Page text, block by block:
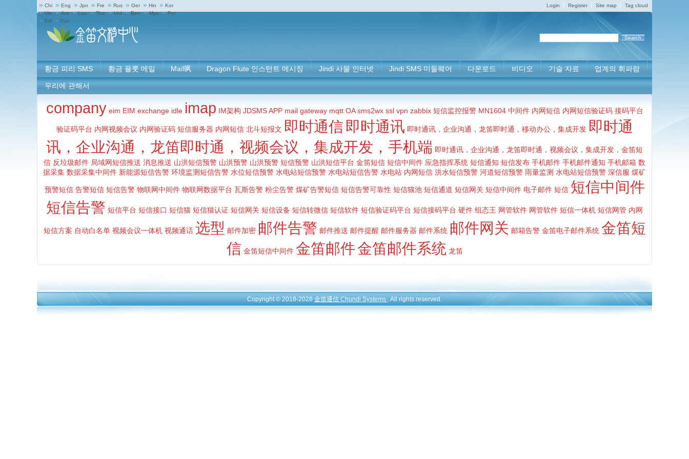
Chi Eng Jpn Fre Rus Ger Hin
Kor
Vie
Ara Lao Tha Urd Ben Mya
Por
Esl
Fas
Tag cloud
Site map
Register
Login
황금 피리 SMS 황금 플룻 메일 Mail飒 Dragon Flute 인스턴트 메시징 Jindi 사물 인터넷 Jindi SMS 미들웨어 다운로드 비디오 기술 자료 업계의 휘파람
우리에 관해서
company eim EIM exchange idle imap IM架构 JDSMS APP mail gateway mqtt OA sms2wx ssl vpn zabbix 短信监控报警 MN1604 中间件 内网短信 内网短信验证码 接码平台
验证码平台 内网视频会议 内网验证码 短信服务器 内网短信 北斗短报文 即时通信即时通讯 即时通讯，企业沟通，龙笛即时通，移动办公，集成开发 即时通
讯，企业沟通，龙笛即时通，视频会议，集成开发，手机端 即时通讯，企业沟通，龙笛即时通，视频会议，集成开发，金笛短
信 反垃圾邮件 局域网短信推送 消息推送 山洪短信预警 山洪预警 山洪预警 短信预警 山洪短信平台 金笛短信 短信中间件 应急指挥系统 短信通知 短信发布 手机邮件 手机邮件通知 手机邮箱 数
据采集 数据采集中间件 新能源短信告警 环境监测短信告警 水位短信预警 水电站短信预警 水电站短信告警 水电站 内网短信 洪水短信预警 河道短信预警 雨量监测 水电站短信预警 深信服 煤矿
预警短信 告警短信 短信告警 物联网中间件 物联网数据平台 瓦斯告警 粉尘告警 煤矿告警短信 短信告警可靠性 短信猫池 短信通道 短信网关 短信中间件 电子邮件 短信 短信中间件
短信告警 短信平台 短信接口 短信猫 短信猫认证 短信网关 短信设备 短信转微信 短信软件 短信验证码平台 短信接码平台 硬件 组态王 网管软件 网管软件 短信一体机 短信网管 内网
短信方案 自动白名单 视频会议一体机 视频通话 选型 邮件加密 邮件告警 邮件推送 邮件提醒 邮件服务器 邮件系统 邮件网关 邮箱告警 金笛电子邮件系统 金笛短
信 金笛短信中间件 金笛邮件金笛邮件系统 龙笛
Copyright © 2018-2028 金笛通信 Chundi Systems. All rights reserved.